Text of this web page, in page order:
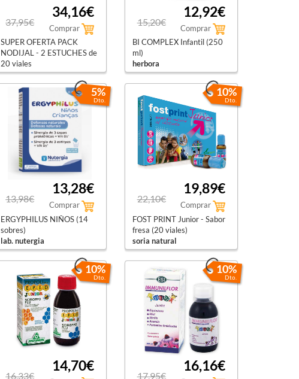
37,95€
34,16€
Comprar
SUPER OFERTA PACK
NODIJAL - 2 ESTUCHES de
20 viales
novadiet
15,20€
12,92€
Comprar
BI COMPLEX Infantil (250
ml)
herbora
5%
Dto.
13,98€
13,28€
Comprar
ERGYPHILUS NIÑOS (14
sobres)
lab. nutergia
10%
Dto.
22,10€
19,89€
Comprar
FOST PRINT Junior - Sabor
fresa (20 viales)
soria natural
10%
Dto.
16,33€
14,70€
10%
Dto.
17,95€
16,16€